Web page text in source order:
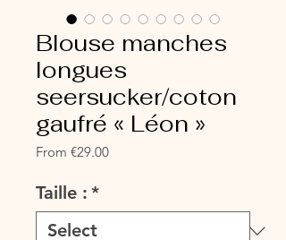
Blouse manches
longues
seersucker/coton
gaufré « Léon »
From €29.00Sale
Taille : *